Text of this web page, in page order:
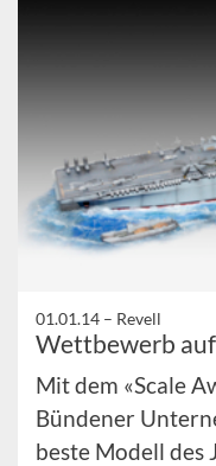
01.01.14 – Revell
Wettbewerb
Mit dem «Scale
Bündener
beste Modell des